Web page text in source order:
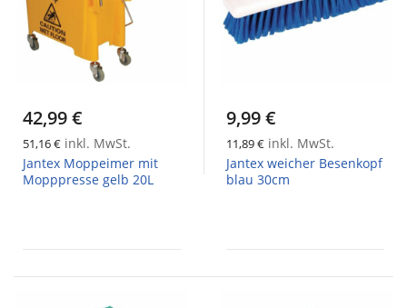
42,99 €
51,16 € inkl. MwSt.
Jantex Moppeimer mit
Mopppresse gelb 20L
9,99 €
11,89 € inkl. MwSt.
Jantex weicher Besenkopf
blau 30cm